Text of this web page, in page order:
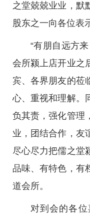
之堂兢兢业业，默
股东之一向各位表
“有朋自远方
会所颍上店开业之
宾、各界朋友的莅
心、重视和理解。
负其责，强化管理
业，团结合作，友
尽心尽力把儒之堂
品味、有特色，有
道会所。
对到会的各